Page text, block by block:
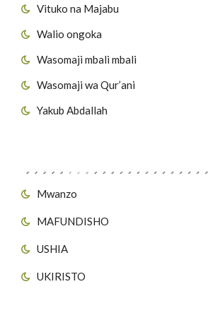
Vituko na Majabu
Walio ongoka
Wasomaji mbali mbali
Wasomaji wa Qur’ani
Yakub Abdallah
Mwanzo
MAFUNDISHO
USHIA
UKIRISTO